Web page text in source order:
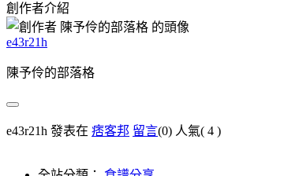
創作者介紹
e43r21h
陳予伶的部落格
e43r21h 發表在 痞客邦 留言(0) 人氣( 4 )